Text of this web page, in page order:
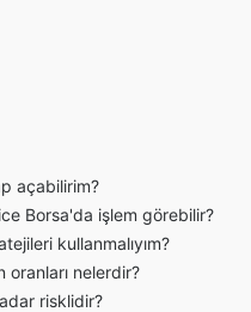
açabilirim?
Borsa'da işlem görebilir?
kullanmalıyım?
oranları nelerdir?
risklidir?